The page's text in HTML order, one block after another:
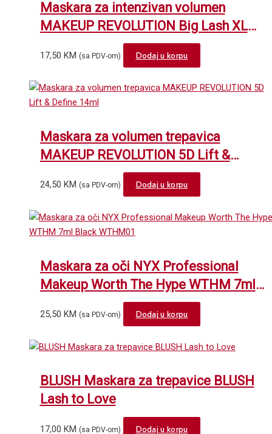
Maskara za intenzivan volumen
MAKEUP REVOLUTION Big Lash XL
17,50 KM (sa PDV-om) Dodaj u korpu
Maskara za volumen trepavica
MAKEUP REVOLUTION 5D Lift &
24,50 KM (sa PDV-om) Dodaj u korpu
Maskara za oči NYX Professional
Makeup Worth The Hype WTHM 7ml
Black WTHM01
25,50 KM (sa PDV-om) Dodaj u korpu
BLUSH Maskara za trepavice BLUSH
Lash to Love
17,00 KM (sa PDV-om) Dodaj u korpu